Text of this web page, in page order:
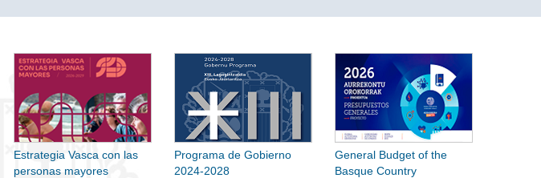
Estrategia Vasca con las
personas mayores
Programa de Gobierno
2024-2028
General Budget of the
Basque Country